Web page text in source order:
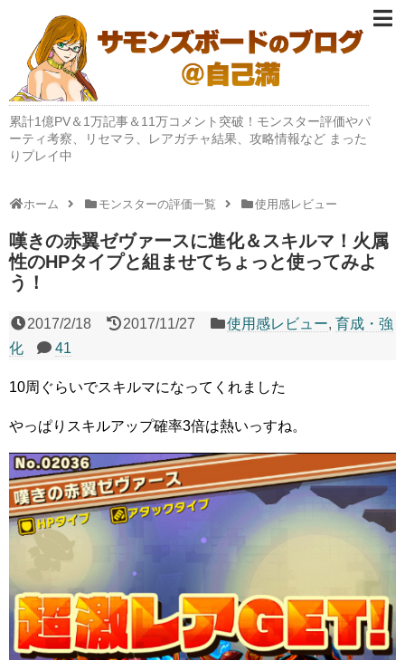
累計1億PV＆1万記事＆11万コメント突破！モンスター評価やパ
ーティ考察、リセマラ、レアガチャ結果、攻略情報など まった
りプレイ中
ホーム モンスターの評価一覧 使用感レビュー
嘆きの赤翼ゼヴァースに進化＆スキルマ！火属
性のHPタイプと組ませてちょっと使ってみよ
う！
2017/2/18 2017/11/27 使用感レビュー,育成・強
化
41
10周ぐらいでスキルマになってくれました
やっぱりスキルアップ確率3倍は熱いっすね。